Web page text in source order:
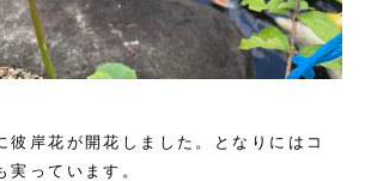
彼岸花が開花しました。となりにはコ
実っています。